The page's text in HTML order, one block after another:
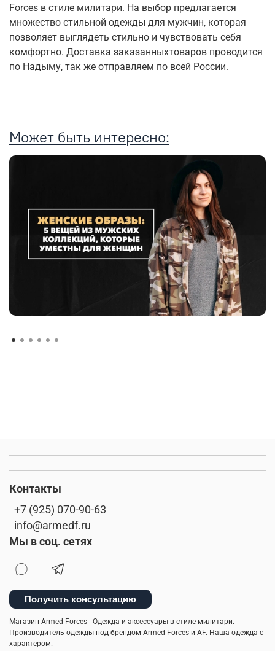
Forces в стиле милитари. На выбор предлагается
множество стильной одежды для мужчин, которая
позволяет выглядеть стильно и чувствовать себя
комфортно. Доставка заказанныхтоваров проводится
по Надыму, так же отправляем по всей России.
Может быть интересно:
Контакты
+7 (925) 070-90-63
info@armedf.ru
Мы в соц. сетях
Получить консультацию
Магазин Armed Forces - Одежда и аксессуары в стиле милитари.
Производитель одежды под брендом Armed Forces и AF. Наша одежда с
характером.